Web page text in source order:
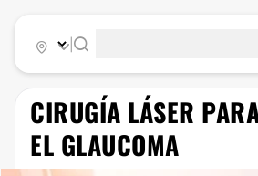
CIRUGÍA LÁSER
EL GLAUCOMA